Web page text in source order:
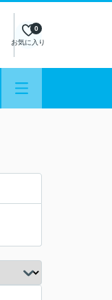
お気に入り
0